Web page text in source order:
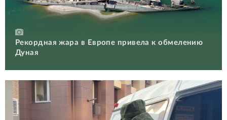
Рекордная жара в Европе привела к обмелению
Дуная